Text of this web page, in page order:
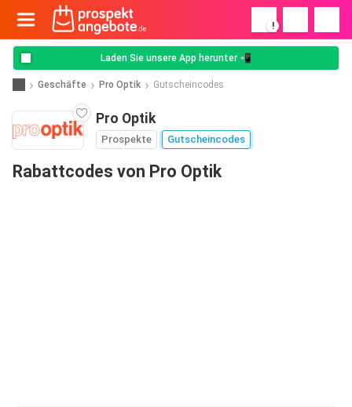
!
Laden Sie unsere App herunter 📲
Geschäfte Pro Optik Gutscheincodes
Pro Optik
Prospekte Gutscheincodes
Rabattcodes von Pro Optik